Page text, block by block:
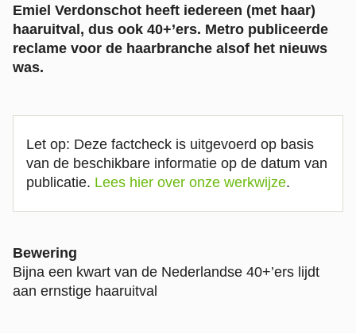
Emiel Verdonschot heeft iedereen (met haar)
haaruitval, dus ook 40+’ers. Metro publiceerde
reclame voor de haarbranche alsof het nieuws
was.
Let op: Deze factcheck is uitgevoerd op basis
van de beschikbare informatie op de datum van
publicatie. Lees hier over onze werkwijze.
Bewering
Bijna een kwart van de Nederlandse 40+’ers lijdt
aan ernstige haaruitval